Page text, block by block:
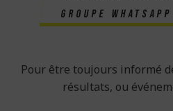
groupe Whatsapp
Pour être toujours informé
résultats, ou